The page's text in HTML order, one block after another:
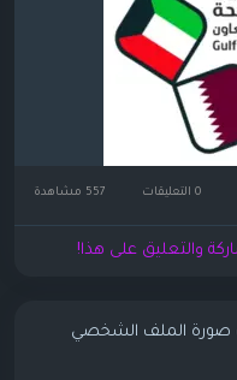
0 التعليقات
والتعليق على هذا!
صورة الملف الشخصي